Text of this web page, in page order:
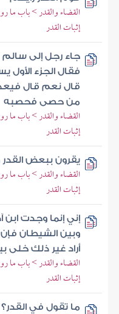
القضاء والقدر > باب ما
إثبات القدر
جاء رجل إلى سالم
فقال الجزء الأول
قال نعم قال
من حصى فحصبه
القضاء والقدر > باب ما
إثبات القدر
يقرون ببعض
القضاء والقدر > باب ما
إثبات القدر
إني إنما وجدت ابن
وبين الشيطان فإن
أراد غير ذلك خلى
القضاء والقدر > باب ما
إثبات القدر
ما تقول في القدر؟